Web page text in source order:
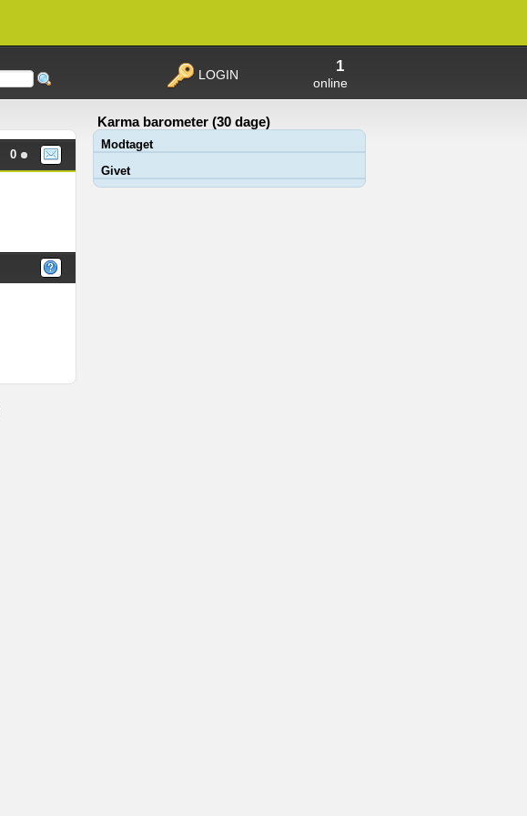
1
online
LOGIN
0
Karma barometer (30 dage)
Modtaget
Givet